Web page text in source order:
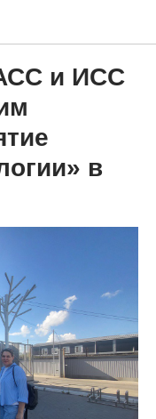
и ИСС
в